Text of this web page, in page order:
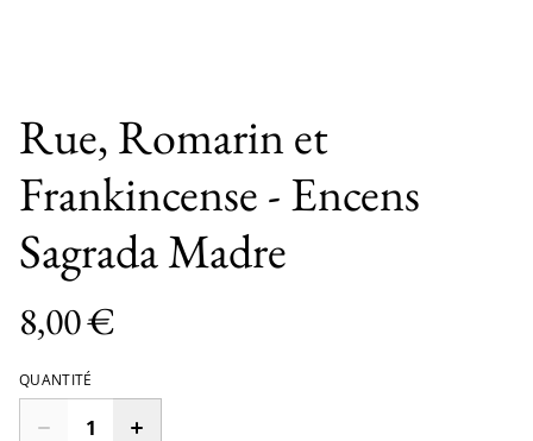
Rue, Romarin et
Frankincense - Encens
Sagrada Madre
8,00 €
QUANTITÉ